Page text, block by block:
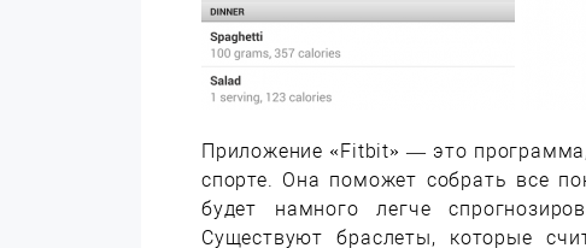
Приложение «Fitbit» — это
спорте. Она поможет собрать все
будет намного легче
Существуют браслеты, которые